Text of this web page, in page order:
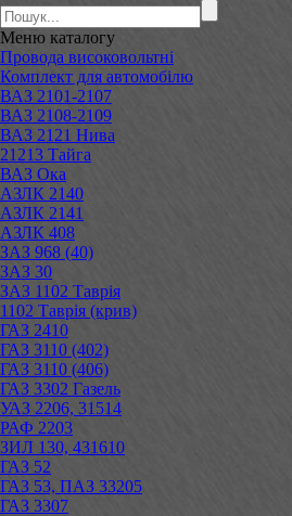
Меню каталогу
Провода високовольтні
Комплект для автомобілю
ВАЗ 2101-2107
ВАЗ 2108-2109
ВАЗ 2121 Нива
21213 Тайга
ВАЗ Ока
АЗЛК 2140
АЗЛК 2141
АЗЛК 408
ЗАЗ 968 (40)
ЗАЗ 30
ЗАЗ 1102 Таврія
1102 Таврія (крив)
ГАЗ 2410
ГАЗ 3110 (402)
ГАЗ 3110 (406)
ГАЗ 3302 Газель
УАЗ 2206, 31514
РАФ 2203
ЗИЛ 130, 431610
ГАЗ 52
ГАЗ 53, ПАЗ 33205
ГАЗ 3307